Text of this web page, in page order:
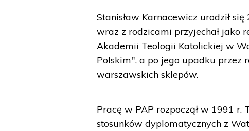
Stanisław Karnacewicz urodził
wraz z rodzicami przyjechał jako
Akademii Teologii Katolickiej w
Polskim", a po jego upadku przez
warszawskich sklepów.
Pracę w PAP rozpoczął w 1991 r.
stosunków dyplomatycznych z